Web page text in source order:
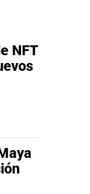
NFT